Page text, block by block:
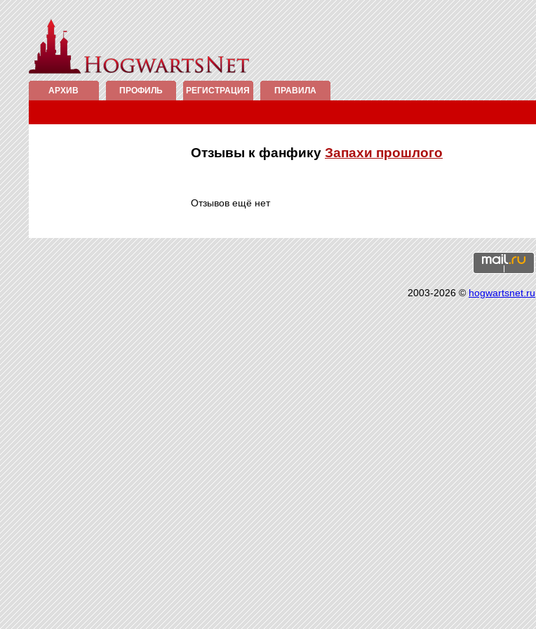
АРХИВ ПРОФИЛЬ РЕГИСТРАЦИЯ ПРАВИЛА
Отзывы к фанфику Запахи прошлого
Отзывов ещё нет
2003-2026 ©hogwartsnet.ru